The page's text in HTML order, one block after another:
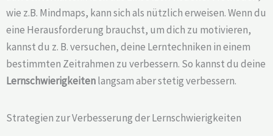
wie z.B. Mindmaps, kann sich als nützlich erweisen. Wenn du
eine Herausforderung brauchst, um dich zu motivieren,
kannst du z. B. versuchen, deine Lerntechniken in einem
bestimmten Zeitrahmen zu verbessern. So kannst du deine
Lernschwierigkeitenlangsam aber stetig verbessern.
Strategien zur Verbesserung der Lernschwierigkeiten